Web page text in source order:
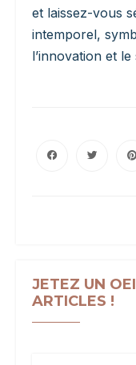
et laissez-vous
intemporel,
l’innovation et
JETEZ UN
ARTICLES !